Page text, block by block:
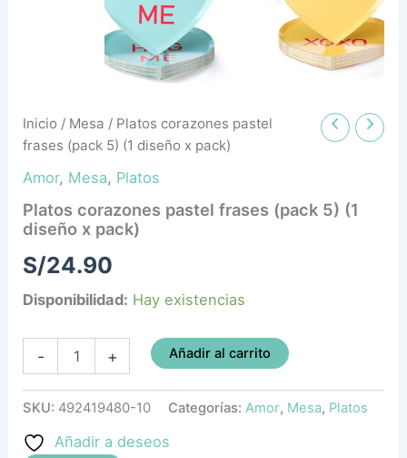
Inicio / Mesa / Platos corazones pastel
frases (pack 5) (1 diseño x pack)
Amor, Mesa, Platos
Platos corazones pastel frases (pack 5) (1
diseño x pack)
S/24.90
Disponibilidad: Hay existencias
- + Añadir al carrito
SKU: 492419480-10 Categorías:Amor, Mesa, Platos
Añadir a deseos